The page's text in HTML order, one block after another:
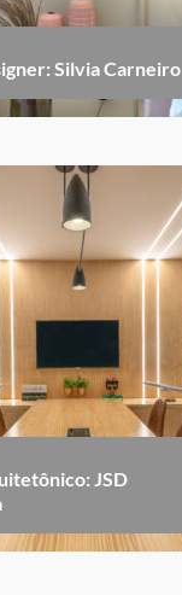
Silvia Carneiro
JSD